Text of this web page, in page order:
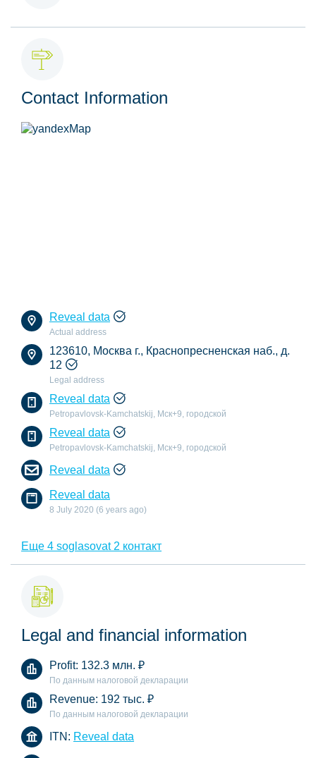
Contact Information
Reveal data
Actual address
123610, Москва г., Краснопресненская наб., д.
12
Legal address
Reveal data
Petropavlovsk-Kamchatskij, Мск+9, городской
Reveal data
Petropavlovsk-Kamchatskij, Мск+9, городской
Reveal data
Reveal data
8 July 2020 (6 years ago)
Еще 4 soglasovat 2 контакт
Legal and financial information
Profit: 132.3 млн. ₽
По данным налоговой декларации
Revenue: 192 тыс. ₽
По данным налоговой декларации
ITN: Reveal data